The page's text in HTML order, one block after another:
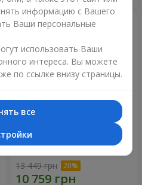
Романтический букет
13 449 грн
информацию с Вашего
Ваши персональные
использовать Ваши
интереса. Вы можете
по ссылке внизу страницы.
все